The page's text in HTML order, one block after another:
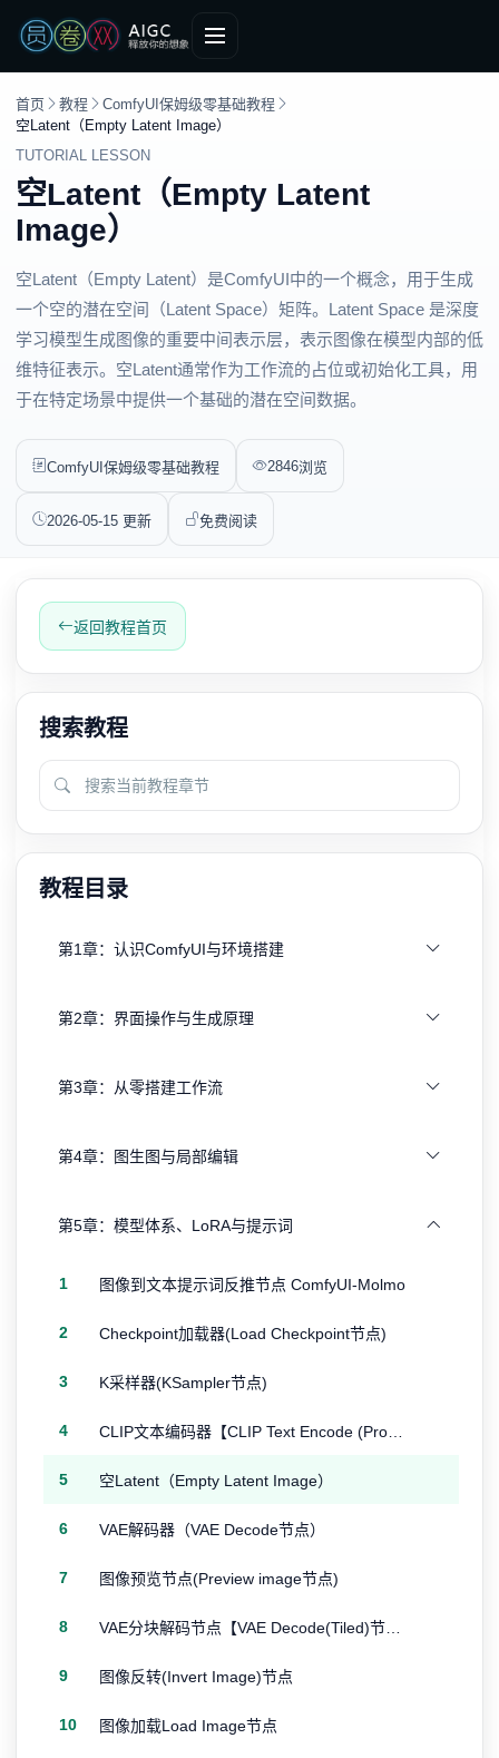
首页 教程
ComfyUI保姆级零基础教程
空Latent（Empty Latent Image）
TUTORIAL LESSON
空Latent（Empty Latent
Image）
空Latent（Empty Latent）是ComfyUI中的一个概念，用于生成
一个空的潜在空间（Latent Space）矩阵。Latent Space 是深度
学习模型生成图像的重要中间表示层，表示图像在模型内部的低
维特征表示。空Latent通常作为工作流的占位或初始化工具，用
于在特定场景中提供一个基础的潜在空间数据。
ComfyUI保姆级零基础教程 2846浏览
2026-05-15 更新 免费阅读
返回教程首页
搜索教程
教程目录
第1章：认识ComfyUI与环境搭建
第2章：界面操作与生成原理
第3章：从零搭建工作流
第4章：图生图与局部编辑
第5章：模型体系、LoRA与提示词
1 图像到文本提示词反推节点 ComfyUI-Molmo
2 Checkpoint加载器(Load Checkpoint节点)
3 K采样器(KSampler节点)
4
5 空Latent（Empty Latent Image）
6 VAE解码器（VAE Decode节点）
7 图像预览节点(Preview image节点)
8
9 图像反转(Invert Image)节点
10 图像加载Load Image节点